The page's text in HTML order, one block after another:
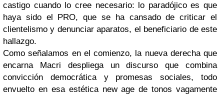
castigo cuando lo cree necesario: lo paradójico es que
haya sido el PRO, que se ha cansado de criticar el
clientelismo y denunciar aparatos, el beneficiario de este
hallazgo.
Como señalamos en el comienzo, la nueva derecha que
encarna Macri despliega un discurso que combina
convicción democrática y promesas sociales, todo
envuelto en esa estética new age de tonos vagamente